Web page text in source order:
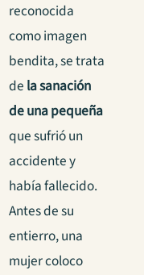
reconocida
como imagen
bendita, se trata
de la sanación
de una pequeña
que sufrió un
accidente y
había fallecido.
Antes de su
entierro, una
mujer coloco